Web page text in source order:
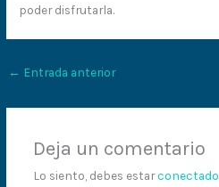
poder disfrutarla.
← Entrada anterior
Deja un comentario
Lo siento, debes estarconectado